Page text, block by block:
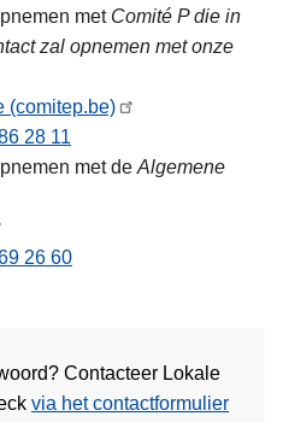
met Comité P die in
zal opnemen met onze
(comitep.be)
28 11
met deAlgemene
26 60
Contacteer Lokale
via het contactformulier